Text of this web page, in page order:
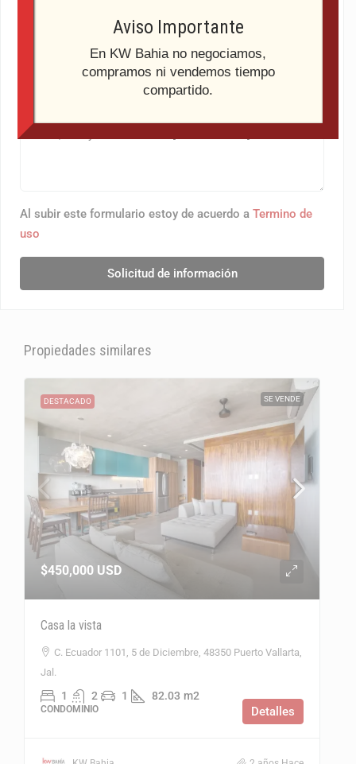
Al subir este formulario estoy de acuerdo a Termino de
uso
Solicitud de información
Propiedades similares
DESTACADO SE VENDE
$450,000 USD
Casa la vista
C. Ecuador 1101, 5 de Diciembre, 48350 Puerto Vallarta,
Jal.
1 2 1 82.03 m2
CONDOMINIO Detalles
Aviso Importante
En KW Bahia no negociamos,
compramos ni vendemos tiempo
compartido.